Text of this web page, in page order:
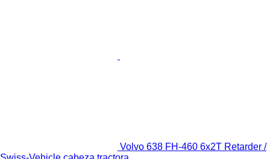
Volvo 638 FH-460 6x2T Retarder /